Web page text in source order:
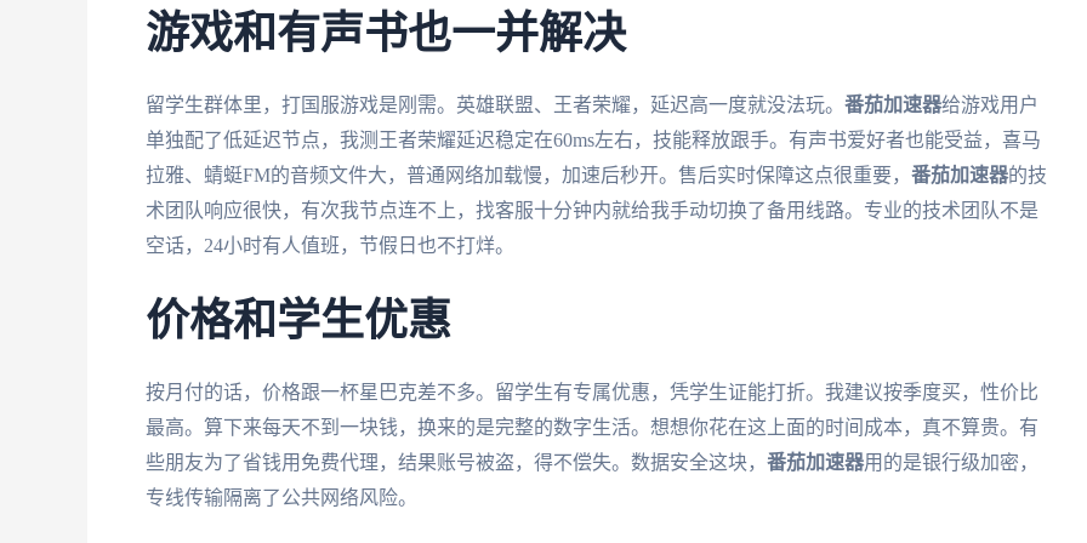
游戏和有声书也一并解决
留学生群体里，打国服游戏是刚需。英雄联盟、王者荣耀，延迟高一度就没法玩。 番茄加速器给游戏用户
单独配了低延迟节点，我测王者荣耀延迟稳定在60ms左右，技能释放跟手。有声书爱好者也能受益，喜马
拉雅、蜻蜓FM的音频文件大，普通网络加载慢，加速后秒开。售后实时保障这点很重要， 番茄加速器的技
术团队响应很快，有次我节点连不上，找客服十分钟内就给我手动切换了备用线路。专业的技术团队不是
空话，24小时有人值班，节假日也不打烊。
价格和学生优惠
按月付的话，价格跟一杯星巴克差不多。留学生有专属优惠，凭学生证能打折。我建议按季度买，性价比
最高。算下来每天不到一块钱，换来的是完整的数字生活。想想你花在这上面的时间成本，真不算贵。有
些朋友为了省钱用免费代理，结果账号被盗，得不偿失。数据安全这块， 番茄加速器用的是银行级加密，
专线传输隔离了公共网络风险。